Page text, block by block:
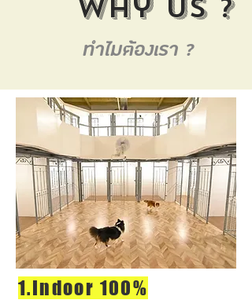
1.Indoor 100%
Why us ?
ทำไมต้องเรา ?